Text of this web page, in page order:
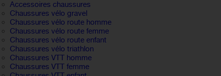
Accessoires chaussures
Chaussures vélo gravel
Chaussures vélo route homme
Chaussures vélo route femme
Chaussures vélo route enfant
Chaussures vélo triathlon
Chaussures VTT homme
Chaussures VTT femme